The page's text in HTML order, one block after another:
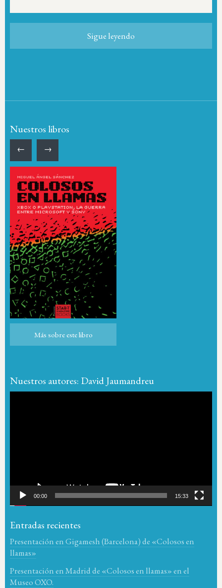
Sigue leyendo
Nuestros libros
← →
Más sobre este libro
Nuestros autores: David Jaumandreu
00:00 15:33
Entradas recientes
Presentación en Gigamesh (Barcelona) de «Colosos en
llamas»
Presentación en Madrid de «Colosos en llamas» en el
Museo OXO.